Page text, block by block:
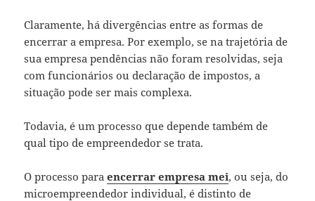
Claramente, há divergências entre as formas de
encerrar a empresa. Por exemplo, se na trajetória de
sua empresa pendências não foram resolvidas, seja
com funcionários ou declaração de impostos, a
situação pode ser mais complexa.
Todavia, é um processo que depende também de
qual tipo de empreendedor se trata.
O processo para encerrar empresa mei, ou seja, do
microempreendedor individual, é distinto de